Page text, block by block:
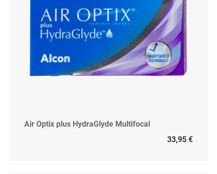
Air Optix plus HydraGlyde Multifocal
33,95 €